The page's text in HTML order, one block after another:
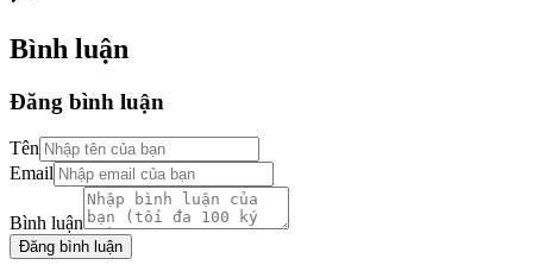
Bình luận
Đăng bình luận
Tên
Email
Bình luận
Đăng bình luận